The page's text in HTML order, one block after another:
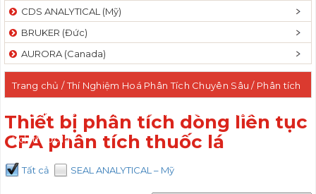
CDS ANALYTICAL (Mỹ)
BRUKER (Đức)
AURORA (Canada)
Trang chủ /Thí Nghiệm Hoá Phân Tích Chuyên Sâu / Phân tích
dòng liên tục CFA / Thiết bị phân tích dòng liên tục CFA phân
tích thuốc lá
Thiết bị phân tích dòng liên tục
CFA phân tích thuốc lá
Tất cả SEAL ANALYTICAL – Mỹ